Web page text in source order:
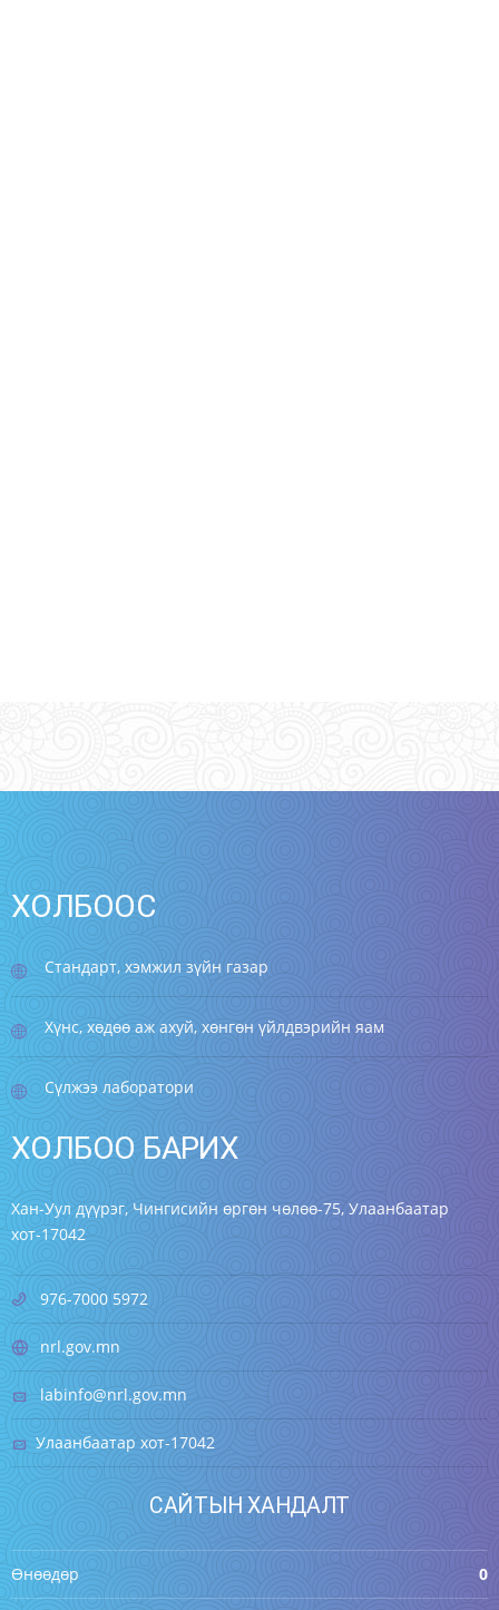
ХОЛБООС
Стандарт, хэмжил зүйн газар
Хүнс, хөдөө аж ахуй, хөнгөн үйлдвэрийн яам
Сүлжээ лаборатори
ХОЛБОО БАРИХ
Хан-Уул дүүрэг, Чингисийн өргөн чөлөө-75, Улаанбаатар
хот-17042
976-7000 5972
nrl.gov.mn
labinfo@nrl.gov.mn
Улаанбаатар хот-17042
САЙТЫН ХАНДАЛТ
Өнөөдөр 0